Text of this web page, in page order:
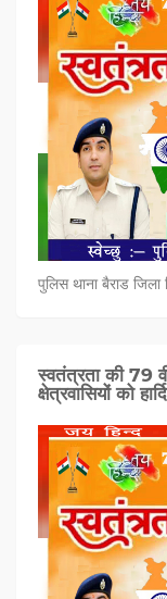
पुलिस थाना बैराड
स्वतंत्रता की 79
क्षेत्रवासियों को